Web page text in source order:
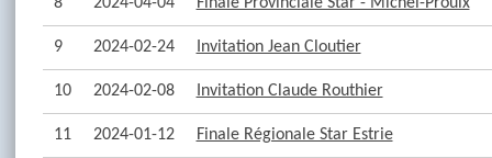
9 2024-02-24 Invitation Jean Cloutier
10 2024-02-08 Invitation Claude Routhier
11 2024-01-12 Finale Régionale Star Estrie